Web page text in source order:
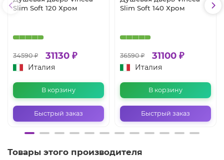
Slim Soft 120 Хром
34590 ₽ 31130 ₽
Италия
В корзину
Быстрый заказ
Slim Soft 140 Хром
36590 ₽ 31100 ₽
Италия
В корзину
Быстрый заказ
Товары этого производителя